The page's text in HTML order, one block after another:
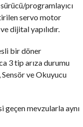
programlayıcı
servo motor
dijital yapılıdır.
bir döner
3 tip arıza durumu
ve Okuyucu
mevzularla aynı